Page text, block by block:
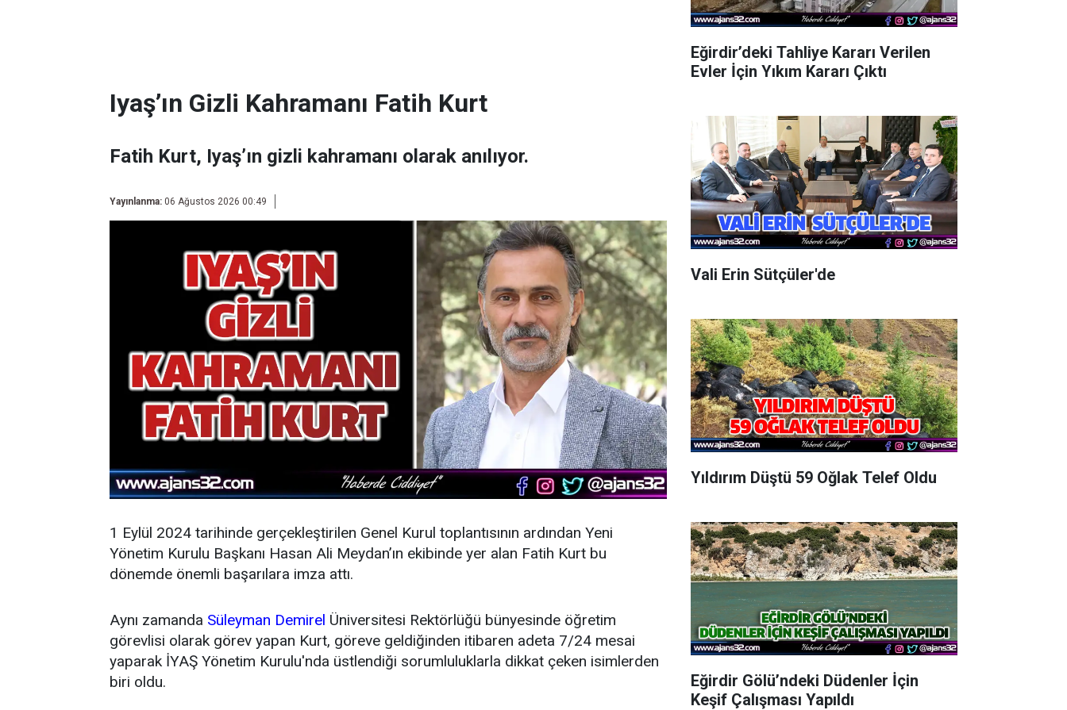
Iyaş’ın Gizli Kahramanı Fatih Kurt
Fatih Kurt, Iyaş’ın gizli kahramanı olarak anılıyor.
Yayınlanma: 06 Ağustos 2026 00:49
1 Eylül 2024 tarihinde gerçekleştirilen Genel Kurul toplantısının ardından Yeni
Yönetim Kurulu Başkanı Hasan Ali Meydan’ın ekibinde yer alan Fatih Kurt bu
dönemde önemli başarılara imza attı.
Aynı zamanda Süleyman Demirel Üniversitesi Rektörlüğü bünyesinde öğretim
görevlisi olarak görev yapan Kurt, göreve geldiğinden itibaren adeta 7/24 mesai
yaparak İYAŞ Yönetim Kurulu'nda üstlendiği sorumluluklarla dikkat çeken isimlerden
biri oldu.
Eğirdir’deki Tahliye Kararı Verilen
Evler İçin Yıkım Kararı Çıktı
Vali Erin Sütçüler'de
Yıldırım Düştü 59 Oğlak Telef Oldu
Eğirdir Gölü’ndeki Düdenler İçin
Keşif Çalışması Yapıldı